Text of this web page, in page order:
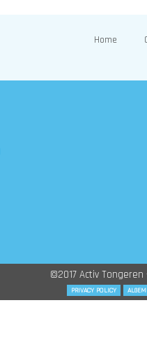
Home
©2017 Activ
PRIVACY POLICY